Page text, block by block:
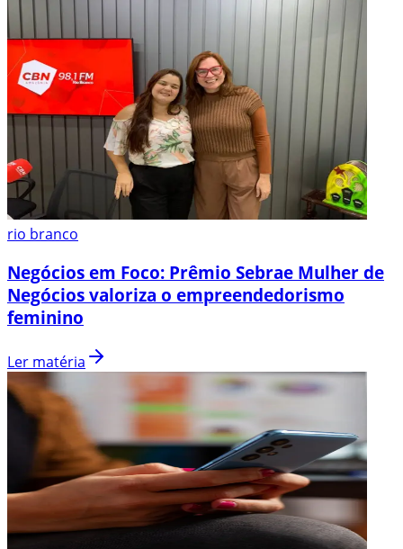
rio branco
Negócios em Foco: Prêmio Sebrae Mulher de
Negócios valoriza o empreendedorismo
feminino
Ler matéria